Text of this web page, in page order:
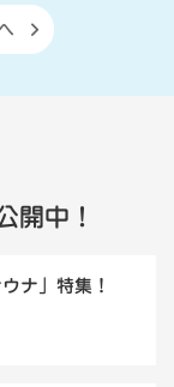
開中！
ナ」特集！